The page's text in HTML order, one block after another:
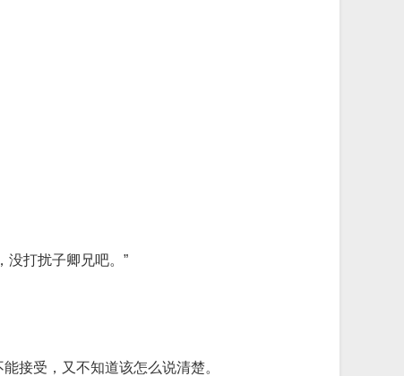
没打扰子卿兄吧。”
接受，又不知道该怎么说清楚。